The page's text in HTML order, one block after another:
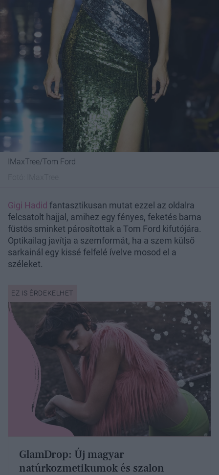
IMaxTree/Tom Ford
Gigi Hadid fantasztikusan mutat ezzel az oldalra
felcsatolt hajjal, amihez egy fényes, feketés barna
füstös sminket párosítottak a Tom Ford kifutójára.
Optikailag javítja a szemformát, ha a szem külső
sarkainál egy kissé felfelé ívelve mosod el a
széleket.
GlamDrop: Új magyar
natúrkozmetikumok és szalon